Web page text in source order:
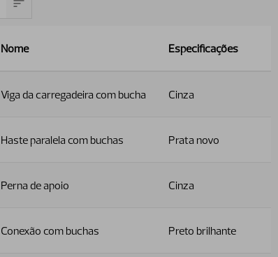
Nome Especificações
Viga da carregadeira com bucha Cinza
Haste paralela com buchas Prata novo
Perna de apoio Cinza
Conexão com buchas Preto brilhante